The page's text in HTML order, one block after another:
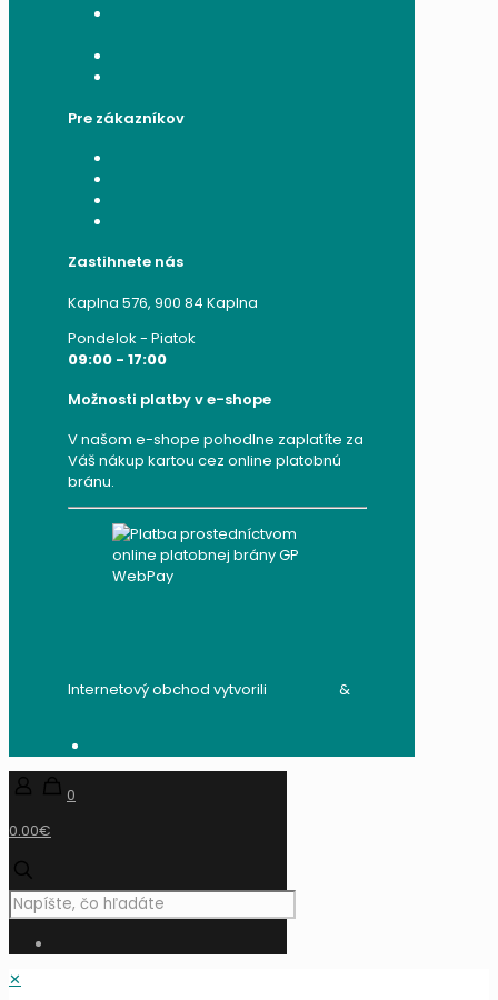
Pre zákazníkov
Zastihnete nás
Kaplna 576, 900 84 Kaplna
Pondelok - Piatok
09:00 - 17:00
Možnosti platby v e-shope
V našom e-shope pohodlne zaplatíte za
Váš nákup kartou cez online platobnú
bránu.
Internetový obchod vytvorili
&
0
0.00€
✕